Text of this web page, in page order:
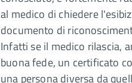
al medico di chiedere
documento di
Infatti se il medico rilascia,
buona fede, un certificato
una persona diversa da